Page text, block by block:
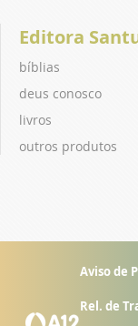
Editora
bíblias
deus conosco
livros
outros produtos
Aviso de
Rel. de